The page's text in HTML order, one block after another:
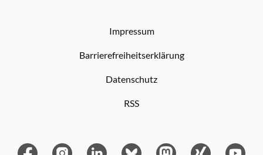
Impressum
Barrierefreiheitserklärung
Datenschutz
RSS